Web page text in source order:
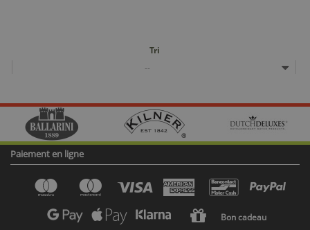
Tri
--
Paiement en ligne
Bon cadeau